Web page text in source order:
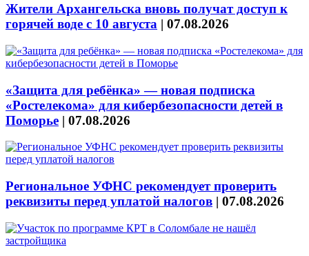
Жители Архангельска вновь получат доступ к
горячей воде с 10 августа | 07.08.2026
«Защита для ребёнка» — новая подписка
«Ростелекома» для кибербезопасности детей в
Поморье | 07.08.2026
Региональное УФНС рекомендует проверить
реквизиты перед уплатой налогов | 07.08.2026